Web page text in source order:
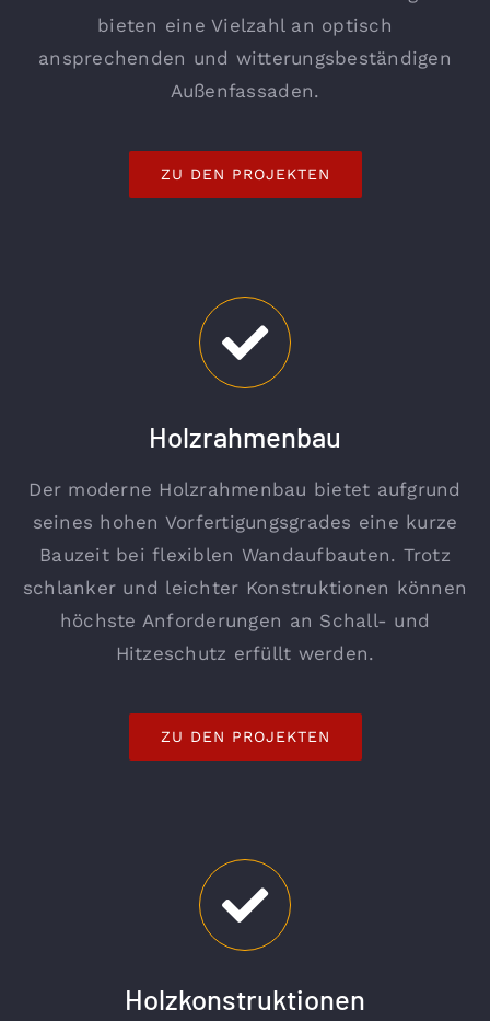
bieten eine Vielzahl an optisch
ansprechenden und witterungsbeständigen
Außenfassaden.
ZU DEN PROJEKTEN
Holzrahmenbau
Der moderne Holzrahmenbau bietet aufgrund
seines hohen Vorfertigungsgrades eine kurze
Bauzeit bei flexiblen Wandaufbauten. Trotz
schlanker und leichter Konstruktionen können
höchste Anforderungen an Schall- und
Hitzeschutz erfüllt werden.
ZU DEN PROJEKTEN
Holzkonstruktionen